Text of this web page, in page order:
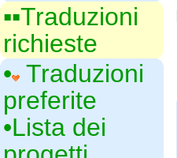
▪▪‎Traduzioni
richieste
•‎ Traduzioni
preferite
•‎Lista dei